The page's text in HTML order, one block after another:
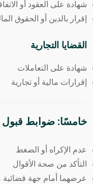
شهادة على العقود أو
إقرار بالدين أو الحقوق
القضايا التجارية
شهادة على التعاملات
إقرارات مالية أو تجارية
خامسًا: ضوابط قبول
عدم الإكراه أو الضغط
التأكد من صحة الأقوال
عرضهما أمام جهة